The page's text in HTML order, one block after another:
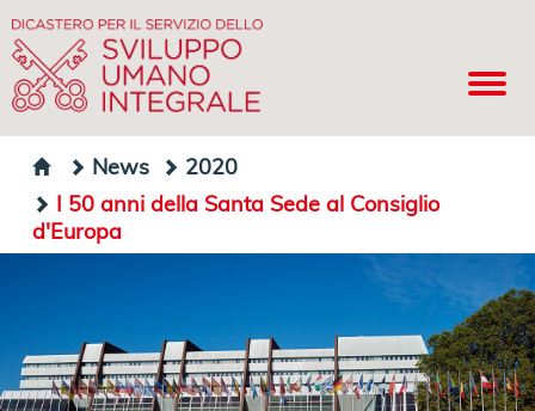
News
2020
I 50 anni della Santa Sede al Consiglio
d'Europa